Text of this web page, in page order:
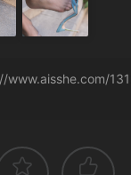
www.aisshe.com/